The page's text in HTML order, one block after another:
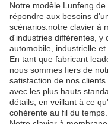
Notre modèle Lunfeng
répondre aux besoins
scénarios.notre clavier à
d'industries différentes, y
automobile, industrielle et
En tant que fabricant
nous sommes fiers de
satisfaction de nos
avec les plus hauts
détails, en veillant à ce
cohérente au fil du temps.